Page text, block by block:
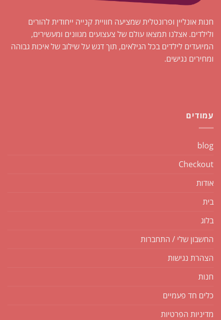
חנות אונליין ופרונטלית שמציעה חוויית קנייה ייחודית להורים
ולילדים. אצלנו תמצאו עולם של צעצועים מגוונים ומעשירים,
המיועדים לילדים בכל הגילאים, תוך דגש על שילוב של איכות גבוהה
ומחירים נגישים.
עמודים
blog
Checkout
אודות
בית
בלוג
החשבון שלי / התחברות
הצהרת נגישות
חנות
כלים חד פעמיים
מדיניות הפרטיות